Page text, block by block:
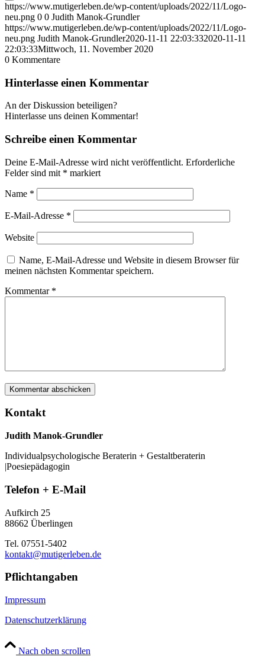
https://www.mutigerleben.de/wp-content/uploads/2022/11/Logo-
neu.png 0 0 Judith Manok-Grundler
https://www.mutigerleben.de/wp-content/uploads/2022/11/Logo-
neu.png Judith Manok-Grundler2020-11-11 22:03:332020-11-11
22:03:33Mittwoch, 11. November 2020
0 Kommentare
Hinterlasse einen Kommentar
An der Diskussion beteiligen?
Hinterlasse uns deinen Kommentar!
Schreibe einen Kommentar
Deine E-Mail-Adresse wird nicht veröffentlicht. Erforderliche
Felder sind mit * markiert
Name *
E-Mail-Adresse *
Website
Name, E-Mail-Adresse und Website in diesem Browser für
meinen nächsten Kommentar speichern.
Kommentar *
Kontakt
Judith Manok-Grundler
Individualpsychologische Beraterin + Gestaltberaterin
|Poesiepädagogin
Telefon + E-Mail
Aufkirch 25
88662 Überlingen
Tel. 07551-5402
kontakt@mutigerleben.de
Pflichtangaben
Impressum
Datenschutzerklärung
Nach oben scrollen